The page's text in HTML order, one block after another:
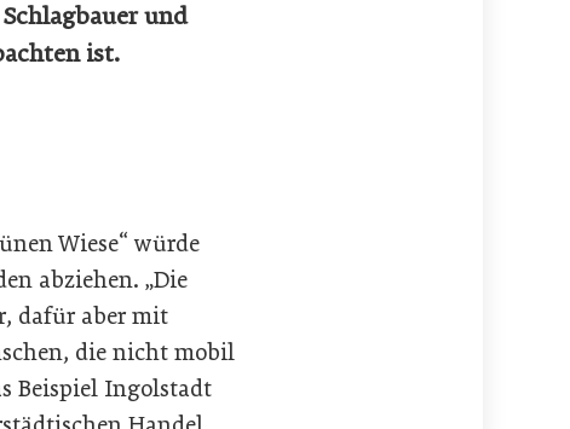
und
ist.
Wiese“ würde
abziehen. „Die
dafür aber mit
die nicht mobil
Beispiel Ingolstadt